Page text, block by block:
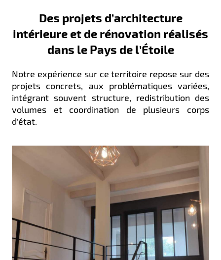
Des projets d’architecture
intérieure et de rénovation réalisés
dans le Pays de l’Étoile
Notre expérience sur ce territoire repose sur des
projets concrets, aux problématiques variées,
intégrant souvent structure, redistribution des
volumes et coordination de plusieurs corps
d’état.